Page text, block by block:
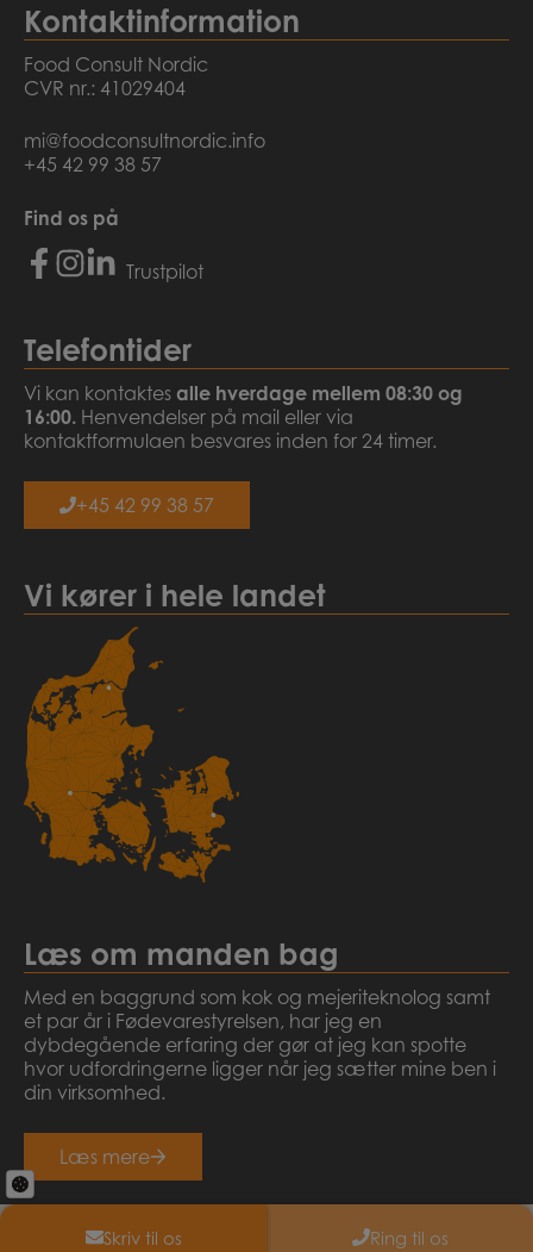
Kontaktinformation
Food Consult Nordic
CVR nr.: 41029404
mi@foodconsultnordic.info
+45 42 99 38 57
Find os på
Trustpilot
Telefontider
Vi kan kontaktes alle hverdage mellem 08:30 og
16:00. Henvendelser på mail eller via
kontaktformulaen besvares inden for 24 timer.
+45 42 99 38 57
Vi kører i hele landet
Læs om manden bag
Med en baggrund som kok og mejeriteknolog samt
et par år i Fødevarestyrelsen, har jeg en
dybdegående erfaring der gør at jeg kan spotte
hvor udfordringerne ligger når jeg sætter mine ben i
din virksomhed.
Læs mere
Skriv til os Ring til os